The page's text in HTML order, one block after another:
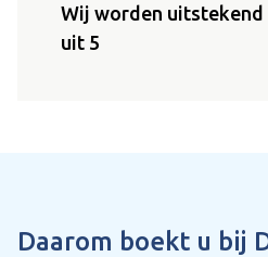
Wij worden uitstekend
uit 5
Daarom boekt u bij